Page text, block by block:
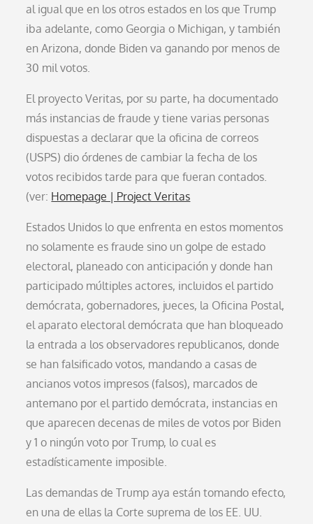
al igual que en los otros estados en los que Trump
iba adelante, como Georgia o Michigan, y también
en Arizona, donde Biden va ganando por menos de
30 mil votos.
El proyecto Veritas, por su parte, ha documentado
más instancias de fraude y tiene varias personas
dispuestas a declarar que la oficina de correos
(USPS) dio órdenes de cambiar la fecha de los
votos recibidos tarde para que fueran contados.
(ver: Homepage | Project Veritas
Estados Unidos lo que enfrenta en estos momentos
no solamente es fraude sino un golpe de estado
electoral, planeado con anticipación y donde han
participado múltiples actores, incluidos el partido
demócrata, gobernadores, jueces, la Oficina Postal,
el aparato electoral demócrata que han bloqueado
la entrada a los observadores republicanos, donde
se han falsificado votos, mandando a casas de
ancianos votos impresos (falsos), marcados de
antemano por el partido demócrata, instancias en
que aparecen decenas de miles de votos por Biden
y 1 o ningún voto por Trump, lo cual es
estadísticamente imposible.
Las demandas de Trump aya están tomando efecto,
en una de ellas la Corte suprema de los EE. UU.